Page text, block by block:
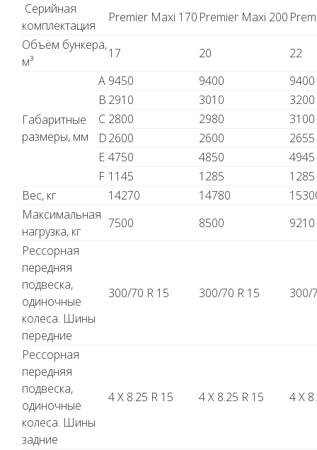
Серийная
комплектация
Premier Maxi 170 Premier Maxi 200
Объём бункера,
м³
17 20 22
Габаритные
размеры, мм
A 9450 9400
9400
B 2910 3010
3200
C 2800 2980
3100
D2600 2600
2655
E 4750 4850
4945
F 1145 1285
1285
Вес, кг
14270 14780
Максимальная
нагрузка, кг
7500 8500
9210
Рессорная
передняя
подвеска,
одиночные
колеса. Шины
передние
300/70 R 15 300/70 R 15 300/
Рессорная
передняя
подвеска,
одиночные
колеса. Шины
задние
4 Х 8.25 R 15 4 Х 8.25 R 15 4 Х